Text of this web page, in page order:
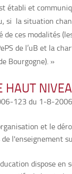
établi et
si la situation
ces modalités
de l’uB et la
Bourgogne). »
HAUT
123 du 1-8-2006
et le
l'enseignement
dispose